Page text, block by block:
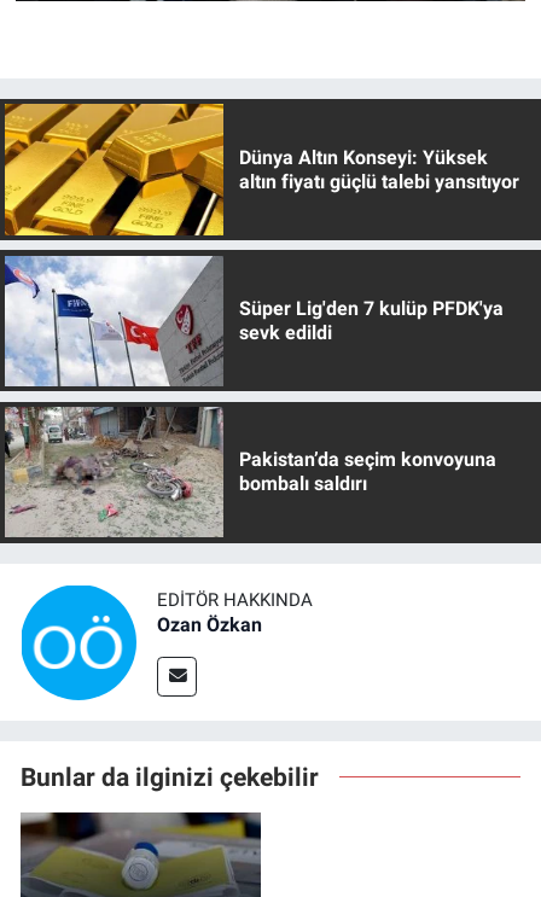
Dünya Altın Konseyi: Yüksek
altın fiyatı güçlü talebi yansıtıyor
Süper Lig'den 7 kulüp PFDK'ya
sevk edildi
Pakistan’da seçim konvoyuna
bombalı saldırı
EDITÖR HAKKINDA
Ozan Özkan
Bunlar da ilginizi çekebilir